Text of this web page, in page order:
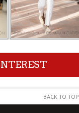
BACK TO TOP